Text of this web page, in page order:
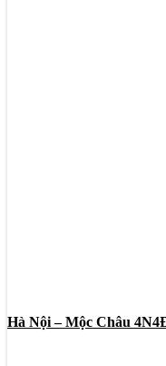
Hà Nội – Mộc Châu